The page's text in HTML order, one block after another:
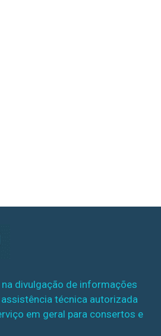
divulgação de informações
técnica autorizada
em geral para consertos e